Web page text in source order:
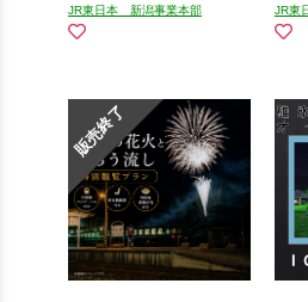
JR東日本 新潟事業本部 JR東